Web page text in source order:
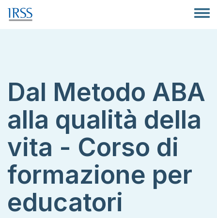
Dal Metodo ABA
alla qualità della
vita - Corso di
formazione per
educatori